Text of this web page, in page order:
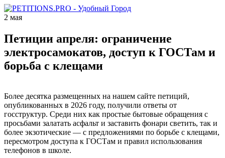
2 мая
Петиции апреля: ограничение
электросамокатов, доступ к ГОСТам и
борьба с клещами
Более десятка размещенных на нашем сайте петиций,
опубликованных в 2026 году, получили ответы от
госструктур. Среди них как простые бытовые обращения с
просьбами залатать асфальт и заставить фонари светить, так и
более экзотические — с предложениями по борьбе с клещами,
пересмотром доступа к ГОСТам и правил использования
телефонов в школе.